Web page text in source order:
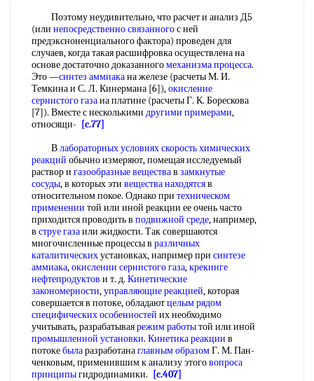
Поэтому неудивительно, что расчет и анализ Д5
(или непосредственно связанногос ней
предэксноненциального фактора) проведен для
случаев, когда такая расшифровка осуществлена на
основе достаточно доказанногомеханизма процесса.
Это —синтез аммиакана железе (расчеты М. И.
Темкина и С. Л. Кинермана [6]),окисление
сернистого газаиа платине (расчеты Г. К. Борескова
[7]). Вместе с несколькими другими примерами,
относящи-
[c.77]
Влабораторных условияхскорость химических
реакций обычно измеряют, помещая исследуемый
раствор и газообразные веществав замкнутые
сосуды, в которых эти вещества находятсяв
относительном покое. Однако при техническом
применении той или иной реакции ее очень часто
приходится проводить в подвижной среде, например,
в струе газаили жидкости. Так совершаются
многочисленные процессы в различных
каталитическихустановках, например при синтезе
аммиака,окислении сернистого газа,крекинге
нефтепродуктов и т. д. Кинетические
закономерности,управляющие реакцией, которая
совершается в потоке, обладаютцелым рядом
специфических особенностей их необходимо
учитывать, разрабатываярежим работытой или иной
промышленной установки. Кинетика реакции в
потокебыларазработанаглавным образомГ. М. Пан-
ченковым, применившим к анализу этоговопроса
принципыгидродинамики.
[c.407]